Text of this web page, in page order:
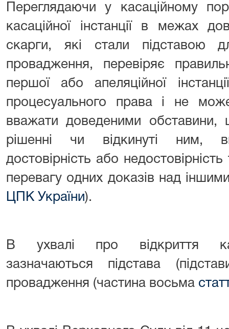
Переглядаючи у касаційному
касаційної інстанції в межах
скарги, які стали підставою
провадження, перевіряє
першої або апеляційної
процесуального права і не
вважати доведеними обставини,
рішенні чи відкинуті ним,
достовірність або
перевагу одних доказів над
ЦПК України).
В ухвалі про відкриття
зазначаються підстава
провадження (частина восьма